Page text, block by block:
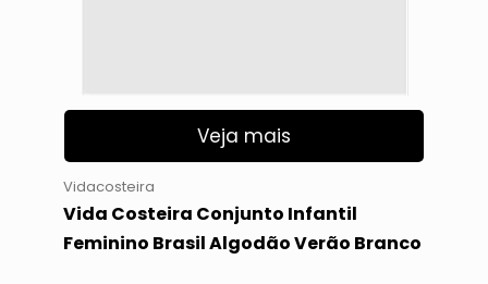
Veja mais
Vidacosteira
Vida Costeira Conjunto Infantil
Feminino Brasil Algodão Verão Branco